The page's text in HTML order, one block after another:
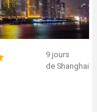
9 jours
de Shanghai